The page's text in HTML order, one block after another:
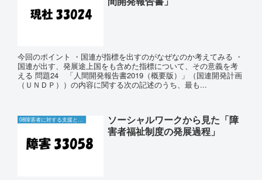
今回のポイント ・国連が指標を出すのがなぜなのか考えてみる ・
国連が出す、発展途上国をも含めた指標について、その意義を考
える 問題24 「人間開発報告書2019（概要版）」（国連開発計画
（ＵＮＤＰ））の内容に関する次の記述のうち、最も...
ソーシャルワークから見た「障
害者福祉制度の発展過程」